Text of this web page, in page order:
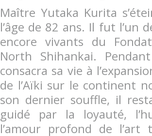
Maître Yutaka Kurita
l’âge de 82 ans. Il fut l’un
encore vivants du
North Shihankai.
consacra sa vie à
de l’Aïki sur le continent
son dernier souffle, il
guidé par la loyauté,
l’amour profond de l’art